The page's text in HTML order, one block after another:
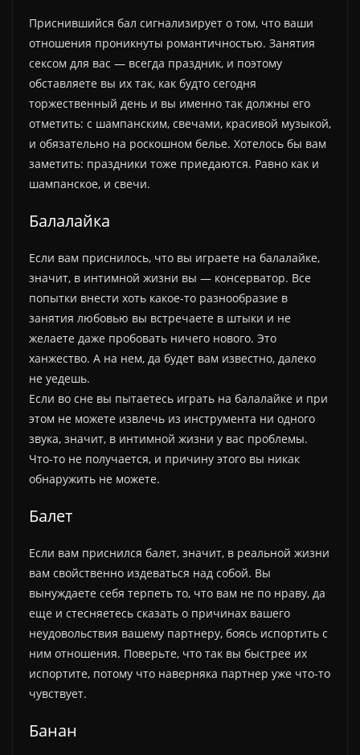
Приснившийся бал сигнализирует о том, что ваши
отношения проникнуты романтичностью. Занятия
сексом для вас — всегда праздник, и поэтому
обставляете вы их так, как будто сегодня
торжественный день и вы именно так должны его
отметить: с шампанским, свечами, красивой музыкой,
и обязательно на роскошном белье. Хотелось бы вам
заметить: праздники тоже приедаются. Равно как и
шампанское, и свечи.
Балалайка
Если вам приснилось, что вы играете на балалайке,
значит, в интимной жизни вы — консерватор. Все
попытки внести хоть какое-то разнообразие в
занятия любовью вы встречаете в штыки и не
желаете даже пробовать ничего нового. Это
ханжество. А на нем, да будет вам известно, далеко
не уедешь.
Если во сне вы пытаетесь играть на балалайке и при
этом не можете извлечь из инструмента ни одного
звука, значит, в интимной жизни у вас проблемы.
Что-то не получается, и причину этого вы никак
обнаружить не можете.
Балет
Если вам приснился балет, значит, в реальной жизни
вам свойственно издеваться над собой. Вы
вынуждаете себя терпеть то, что вам не по нраву, да
еще и стесняетесь сказать о причинах вашего
неудовольствия вашему партнеру, боясь испортить с
ним отношения. Поверьте, что так вы быстрее их
испортите, потому что наверняка партнер уже что-то
чувствует.
Банан